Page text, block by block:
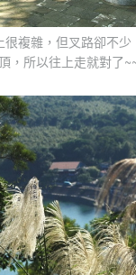
複雜，但叉路卻不
，所以往上走就對了